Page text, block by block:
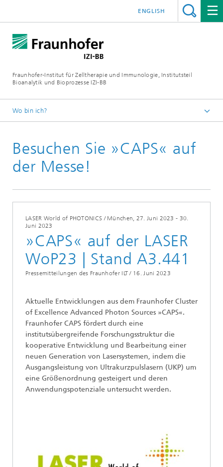
Fraunhofer-Institut für Zelltherapie und Immunologie, Institutsteil
Bioanalytik und Bioprozesse IZI-BB
ENGLISH
Wo bin ich?
Meldungen
Besuchen Sie »CAPS« auf
der Messe!
LASER World of PHOTONICS / München, 27. Juni 2023 - 30.
Juni 2023
»CAPS« auf der LASER
WoP23 | Stand A3.441
Pressemitteilungen des Fraunhofer ILT / 16. Juni 2023
Aktuelle Entwicklungen aus dem Fraunhofer Cluster
of Excellence Advanced Photon Sources »CAPS«.
Fraunhofer CAPS fördert durch eine
institutsübergreifende Forschungsstruktur die
kooperative Entwicklung und Bearbeitung einer
neuen Generation von Lasersystemen, indem die
Ausgangsleistung von Ultrakurzpulslasern (UKP) um
eine Größenordnung gesteigert und deren
Anwendungspotenziale untersucht werden.